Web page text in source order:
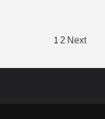
1 2 Next